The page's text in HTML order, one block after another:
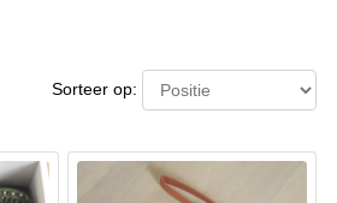
Sorteer op: